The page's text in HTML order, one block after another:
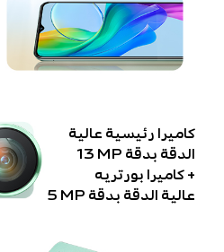
كاميرا رئيسية عالية
الدقة بدقة ‎13 MP
+ كاميرا بورتريه
عالية الدقة بدقة ‎5 MP